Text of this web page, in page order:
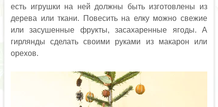
есть игрушки на ней должны быть изготовлены из
дерева или ткани. Повесить на елку можно свежие
или засушенные фрукты, засахаренные ягоды. А
гирлянды сделать своими руками из макарон или
орехов.